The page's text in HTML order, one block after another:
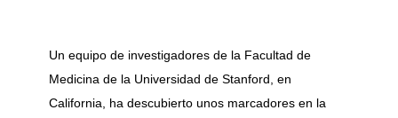
Un equipo de investigadores de la Facultad de
Medicina de la Universidad de Stanford, en
California, ha descubierto unos marcadores en la